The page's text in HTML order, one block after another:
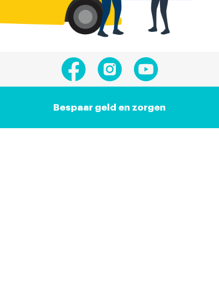
Bespaar geld en zorgen